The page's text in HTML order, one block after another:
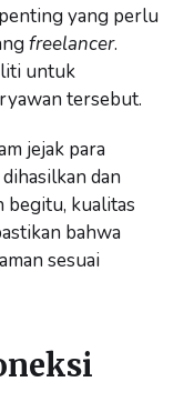
yang perlu
freelancer.
untuk
tersebut.
jejak para
dan
begitu, kualitas
bahwa
sesuai